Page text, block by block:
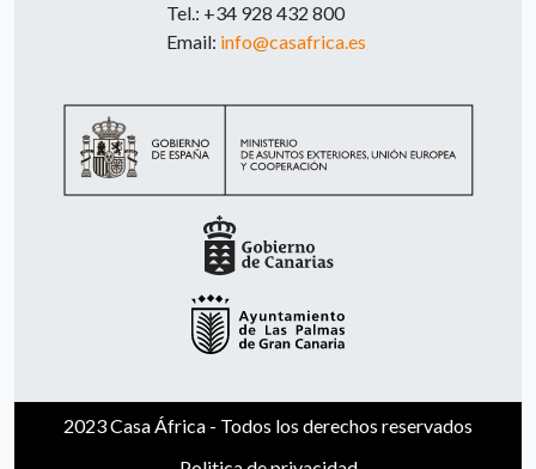
Tel.: +34 928 432 800
Email: info@casafrica.es
2023 Casa África - Todos los derechos reservados